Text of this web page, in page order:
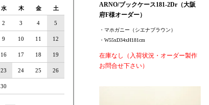
ARNO/ブックケース181-2Dr（大阪
府F様オーダー）
・マホガニー（シエナブラウン）
・W55xD34xH181cm
在庫なし（入荷状況・オーダー製作
お問合せ下さい）
水 木 金 土
2 3 4 5
9 10 11 12
16 17 18 19
23 24 25 26
30